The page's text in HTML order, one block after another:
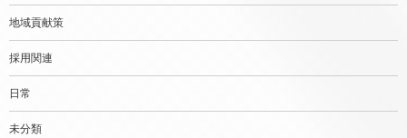
地域貢献策
採用関連
日常
未分類